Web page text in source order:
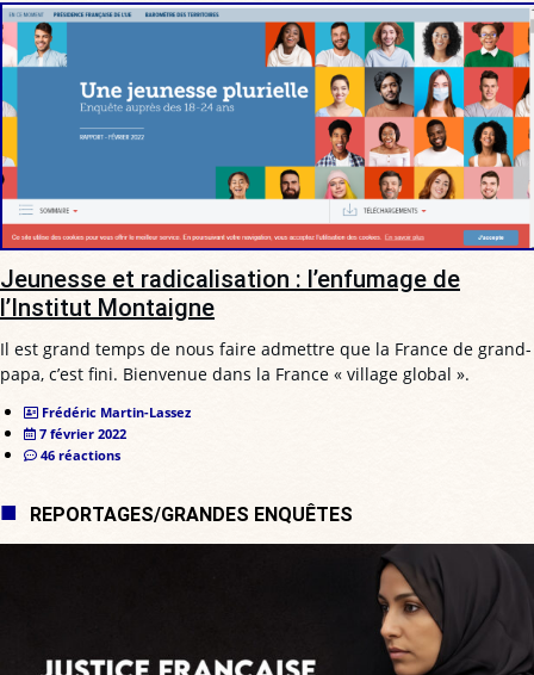
Jeunesse et radicalisation : l’enfumage de
l’Institut Montaigne
Il est grand temps de nous faire admettre que la France de grand-
papa, c’est fini. Bienvenue dans la France « village global ».
Frédéric Martin-Lassez
7 février 2022
46 réactions
REPORTAGES/GRANDES ENQUÊTES